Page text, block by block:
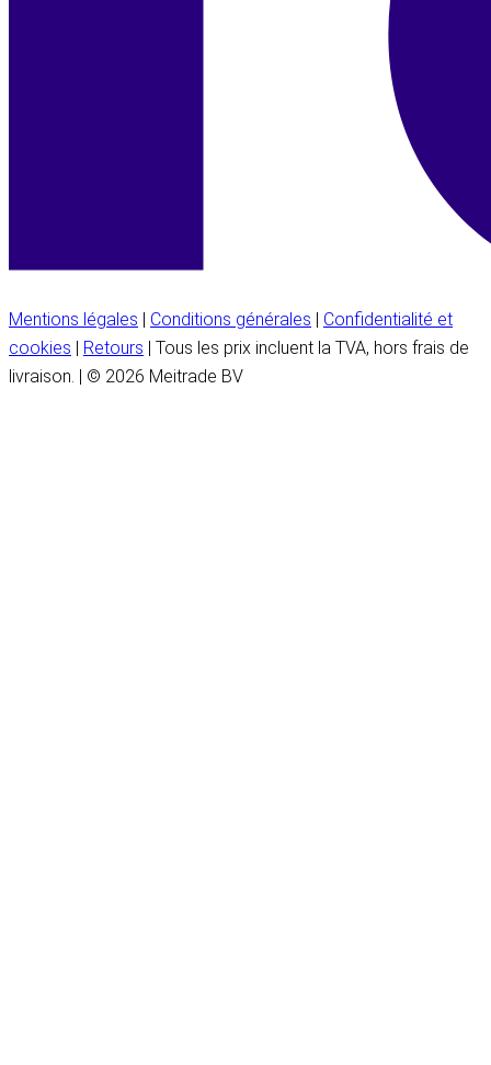
Mentions légales | Conditions générales | Confidentialité et
cookies | Retours | Tous les prix incluent la TVA, hors frais de
livraison. | © 2026 Meitrade BV